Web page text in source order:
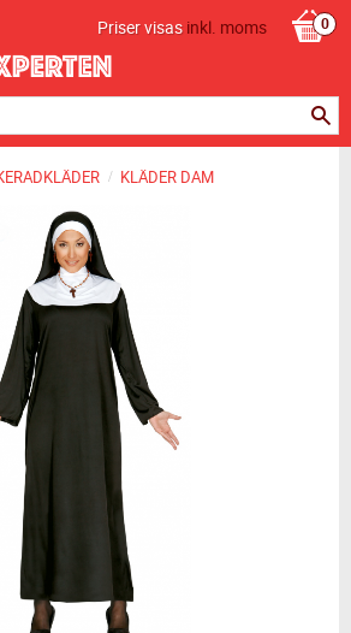
Priser visasinkl. moms
KLÄDER DAM